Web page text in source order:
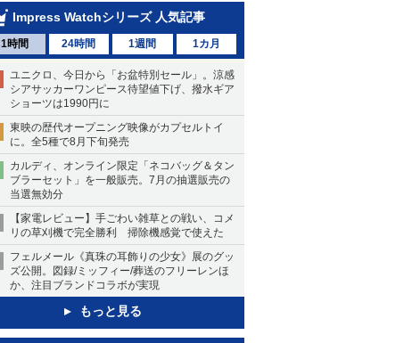
Impress Watchシリーズ 人気記事
1時間 24時間 1週間 1カ月
ユニクロ、今日から「お盆特別セール」。涼感
シアサッカーワンピース待望値下げ、撥水ギア
ショーツは1990円に
東映の歴代オープニング映像がカプセルトイ
に。全5種で8月下旬発売
カルディ、オンライン限定「ネコバッグ＆タン
ブラーセット」を一般販売。7月の抽選販売の
当選無効分
【家電レビュー】手ごわい雑草との戦い、コメ
リの草刈機で完全勝利 掃除機感覚で使えた
フェルメール《真珠の耳飾りの少女》展のグッ
ズ公開。図録/ミッフィー/葬送のフリーレンほ
か、注目ブランドコラボが実現
もっと見る